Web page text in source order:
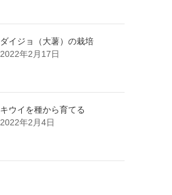
ダイジョ（大薯）の栽培
2022年2月17日
キウイを種から育てる
2022年2月4日